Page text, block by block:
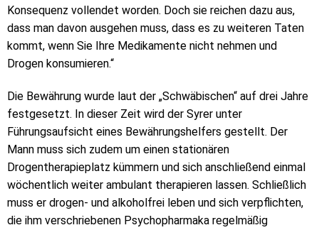
Konsequenz vollendet worden. Doch sie reichen dazu aus,
dass man davon ausgehen muss, dass es zu weiteren Taten
kommt, wenn Sie Ihre Medikamente nicht nehmen und
Drogen konsumieren.“
Die Bewährung wurde laut der „Schwäbischen“ auf drei Jahre
festgesetzt. In dieser Zeit wird der Syrer unter
Führungsaufsicht eines Bewährungshelfers gestellt. Der
Mann muss sich zudem um einen stationären
Drogentherapieplatz kümmern und sich anschließend einmal
wöchentlich weiter ambulant therapieren lassen. Schließlich
muss er drogen- und alkoholfrei leben und sich verpflichten,
die ihm verschriebenen Psychopharmaka regelmäßig